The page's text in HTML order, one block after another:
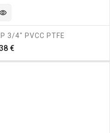
3/4" PVCC PTFE
€Prezzo